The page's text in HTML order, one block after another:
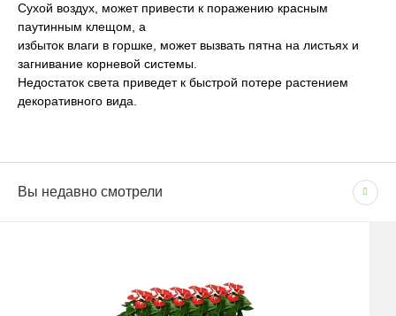
Сухой воздух, может привести к поражению красным
паутинным клещом, а
избыток влаги в горшке, может вызвать пятна на листьях и
загнивание корневой системы.
Недостаток света приведет к быстрой потере растением
декоративного вида.
Система автополива Есть
В рабочие дни с 09:00 до 22:00.
СПОСОБЫ ОПЛАТЫ
Вы недавно смотрели